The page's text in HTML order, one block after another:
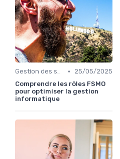
Gestion des serveurs •
25/05/2025
Comprendre les rôles FSMO
pour optimiser la gestion
informatique